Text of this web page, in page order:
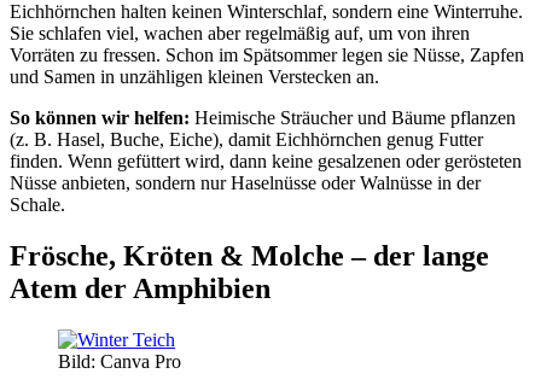
Eichhörnchen halten keinen Winterschlaf, sondern eine Winterruhe.
Sie schlafen viel, wachen aber regelmäßig auf, um von ihren
Vorräten zu fressen. Schon im Spätsommer legen sie Nüsse, Zapfen
und Samen in unzähligen kleinen Verstecken an.
So können wir helfen: Heimische Sträucher und Bäume pflanzen
(z. B. Hasel, Buche, Eiche), damit Eichhörnchen genug Futter
finden. Wenn gefüttert wird, dann keine gesalzenen oder gerösteten
Nüsse anbieten, sondern nur Haselnüsse oder Walnüsse in der
Schale.
Frösche, Kröten & Molche – der lange
Atem der Amphibien
Bild: Canva Pro